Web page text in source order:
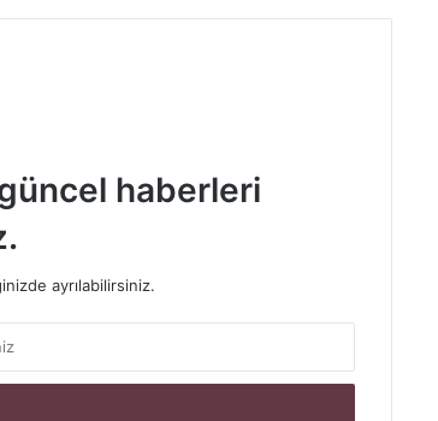
haberleri
ayrılabilirsiniz.